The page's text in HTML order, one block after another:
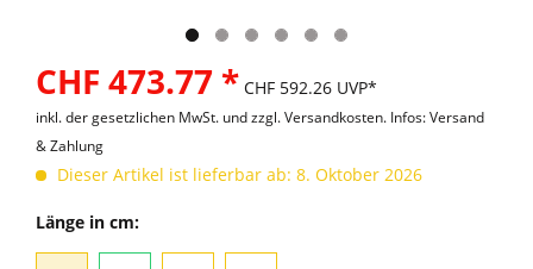
CHF 473.77 * CHF 592.26 UVP*
inkl. der gesetzlichen MwSt. undzzgl. Versandkosten. Infos: Versand
& Zahlung
Dieser Artikel ist lieferbar ab: 8. Oktober 2026
Länge in cm: